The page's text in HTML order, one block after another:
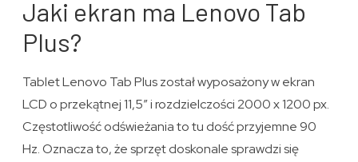
Jaki ekran ma Lenovo Tab
Plus?
Tablet Lenovo Tab Plus został wyposażony w ekran
LCD o przekątnej 11,5″ i rozdzielczości 2000 x 1200 px.
Częstotliwość odświeżania to tu dość przyjemne 90
Hz. Oznacza to, że sprzęt doskonale sprawdzi się